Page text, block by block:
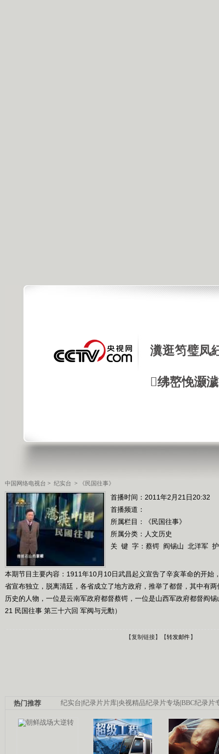
瀵逛笉璧凤
绋嶅悗灏
中国网络电视台 > 纪实台 > 《民国往事》
首播时间：2011年2月21日20:32
首播频道：
所属栏目：
《民国往事》
所属分类：人文历史
关 键 字： 蔡锷 阎锡山 北洋军
本期节目主要内容：1911年10月10日武昌起义宣告了辛亥革命的开始
省宣布独立，脱离清廷，各省成立了地方政府，推举了都督，其中有
历史的人物，一位是云南军政府都督蔡锷，一位是山西军政府都督阎
21 民国往事 第三十六回 军阀与元勳）
【复制链接】【转发邮件】
纪实台|纪录片片库|央视精品纪录片专场|BBC纪录片
热门推荐